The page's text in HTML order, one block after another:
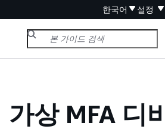
한국어 설정
상 MFA 디